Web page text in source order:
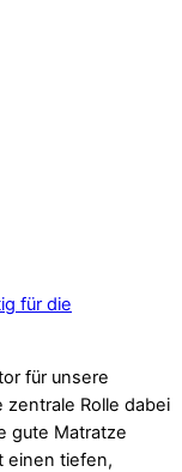
für die
für unsere
Rolle dabei
gute Matratze
einen tiefen,